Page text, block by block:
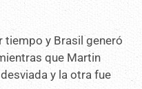
tiempo y Brasil generó
que Martin
y la otra fue